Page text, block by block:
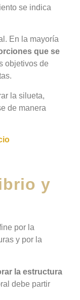
se indica
En la mayoría
que se
objetivos de
la silueta,
de manera
y
por la
y por la
la estructura
debe partir